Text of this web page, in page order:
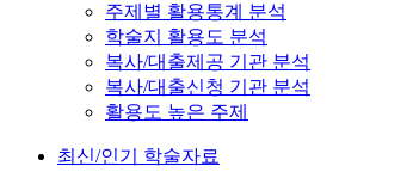
주제별 활용통계 분석
학술지 활용도 분석
복사/대출제공 기관 분석
복사/대출신청 기관 분석
활용도 높은 주제
최신/인기 학술자료